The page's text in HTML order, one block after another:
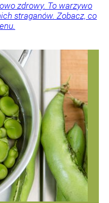
zdrowy. To warzywo
straganów. Zobacz, co